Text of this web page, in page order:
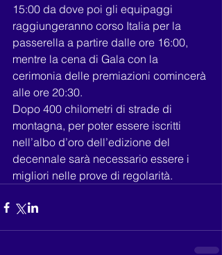
15:00 da dove poi gli equipaggi
raggiungeranno corso Italia per la
passerella a partire dalle ore 16:00,
mentre la cena di Gala con la
cerimonia delle premiazioni comincerà
alle ore 20:30.
Dopo 400 chilometri di strade di
montagna, per poter essere iscritti
nell’albo d’oro dell’edizione del
decennale sarà necessario essere i
migliori nelle prove di regolarità.